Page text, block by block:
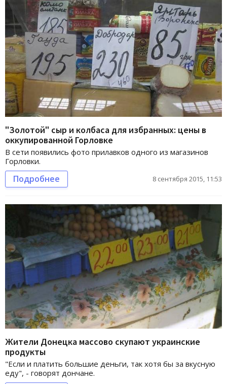
"Золотой" сыр и колбаса для избранных: цены в
оккупированной Горловке
В сети появились фото прилавков одного из магазинов
Горловки.
Подробнее 8 сентября 2015, 11:53
Жители Донецка массово скупают украинские
продукты
"Если и платить большие деньги, так хотя бы за вкусную
еду", - говорят дончане.